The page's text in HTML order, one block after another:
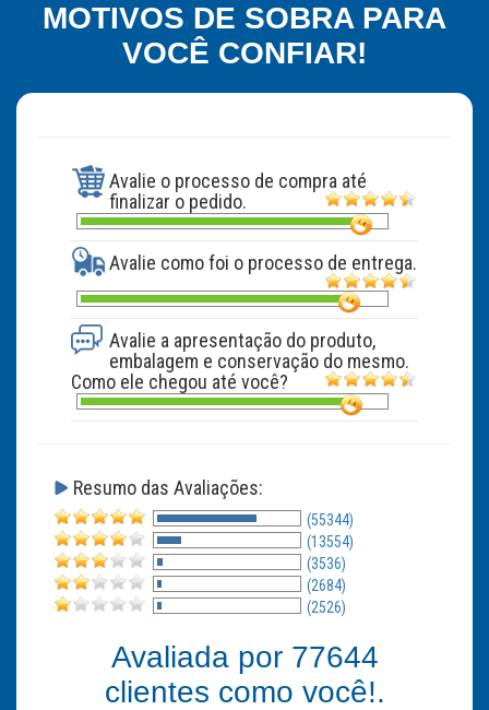
MOTIVOS DE SOBRA PARA
VOCÊ CONFIAR!
Avalie o processo de compra até
finalizar o pedido.
Avalie como foi o processo de entrega.
Avalie a apresentação do produto,
embalagem e conservação do mesmo.
Como ele chegou até você?
Resumo das Avaliações:
(55344)
(13554)
(3536)
(2684)
(2526)
Avaliada por 77644
clientes como você!.